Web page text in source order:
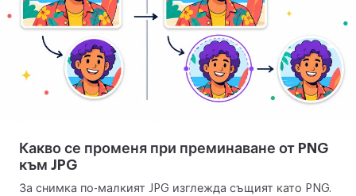
Какво се променя при преминаване от PNG
към JPG
За снимка по-малкият JPG изглежда същият като PNG.